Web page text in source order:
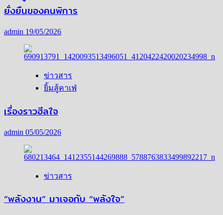
ยั่งยืนของคนพิการ
admin 19/05/2026
ข่าวสาร
ยิ้มสู้คาเฟ่
เรื่องราวฮีลใจ
admin 05/05/2026
ข่าวสาร
“พลังงาน” มาเจอกับ “พลังใจ”